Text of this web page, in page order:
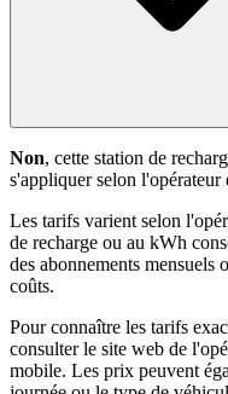
Non, cette station de
s'appliquer selon
Les tarifs varient selon
de recharge ou au kWh
des abonnements mensuels
coûts.
Pour connaître les tarifs
consulter le site web de
mobile. Les prix peuvent